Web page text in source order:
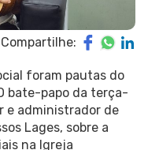
Compartilhe:
foram pautas do
bate-papo da terça-
e administrador de
Lages, sobre a
na Igreja